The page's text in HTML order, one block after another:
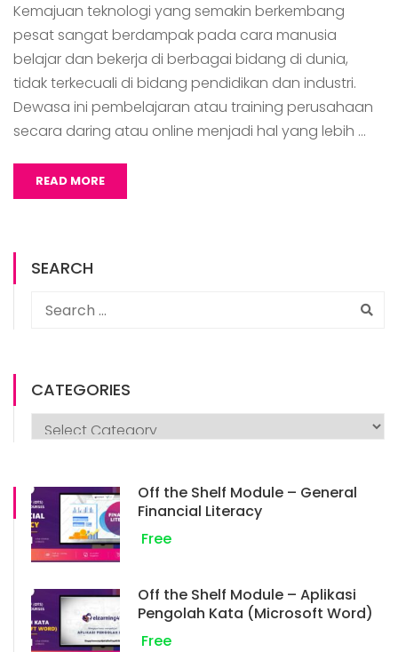
Kemajuan teknologi yang semakin berkembang
pesat sangat berdampak pada cara manusia
belajar dan bekerja di berbagai bidang di dunia,
tidak terkecuali di bidang pendidikan dan industri.
Dewasa ini pembelajaran atau training perusahaan
secara daring atau online menjadi hal yang lebih …
READ MORE
SEARCH
CATEGORIES
Off the Shelf Module – General
Financial Literacy
Free
Off the Shelf Module – Aplikasi
Pengolah Kata (Microsoft Word)
Free